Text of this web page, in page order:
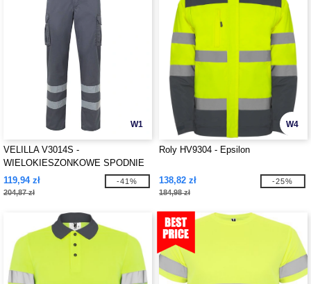
W1
VELILLA V3014S -
WIELOKIESZONKOWE SPODNIE
STRETCH Z PASKAMI
ODBLASKOWYMI
119,94 zł
204,87 zł
-41%
W4
Roly HV9304 - Epsilon
138,82 zł
184,98 zł
-25%